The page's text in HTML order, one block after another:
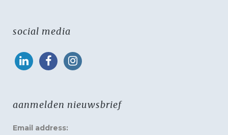
social media
aanmelden nieuwsbrief
Email address: